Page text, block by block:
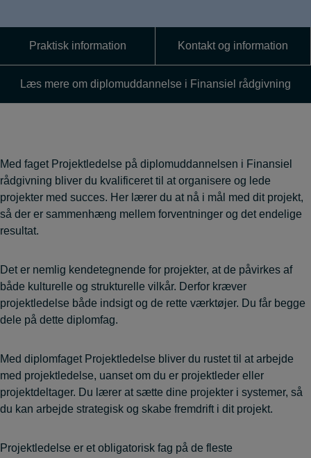
Praktisk information Kontakt og information
Læs mere om diplomuddannelse i Finansiel rådgivning
Med faget Projektledelse på diplomuddannelsen i Finansiel
rådgivning bliver du kvalificeret til at organisere og lede
projekter med succes. Her lærer du at nå i mål med dit projekt,
så der er sammenhæng mellem forventninger og det endelige
resultat.
Det er nemlig kendetegnende for projekter, at de påvirkes af
både kulturelle og strukturelle vilkår. Derfor kræver
projektledelse både indsigt og de rette værktøjer. Du får begge
dele på dette diplomfag.
Med diplomfaget Projektledelse bliver du rustet til at arbejde
med projektledelse, uanset om du er projektleder eller
projektdeltager. Du lærer at sætte dine projekter i systemer, så
du kan arbejde strategisk og skabe fremdrift i dit projekt.
Projektledelse er et obligatorisk fag på de fleste